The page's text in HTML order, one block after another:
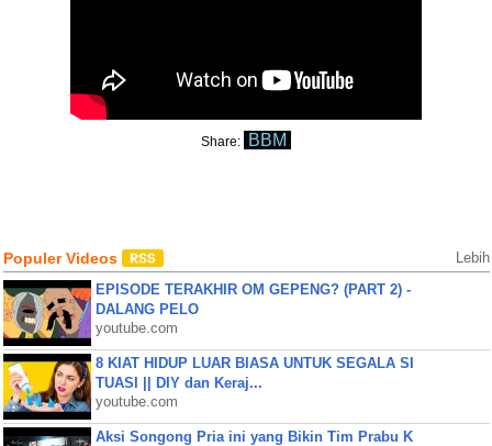
Share: BBM
Populer Videos Lebih
EPISODE TERAKHIR OM GEPENG? (PART 2) -
DALANG PELO
youtube.com
8 KIAT HIDUP LUAR BIASA UNTUK SEGALA SI
TUASI || DIY dan Keraj...
youtube.com
Aksi Songong Pria ini yang Bikin Tim Prabu K